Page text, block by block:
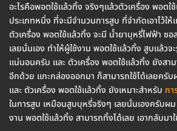
อะไรคือพอตใช้แล้วทิ้ง จริงๆแล้วตัวเครื่อง พอต
ประเภทหนึ่ง ที่จะมีจำนวนการสูบ ที่จำกัดเอาไว้ใ
ตัวเครื่อง พอตใช้แล้วทิ้ง จะมี น้ำยาบุหรี่ไฟฟ้า ซ
เลยนั่นเอง ทำให้ผู้ใช้งาน พอตใช้แล้วทิ้ง สูบแล้ว
แน่นอนครับ และ ตัวเครื่อง พอตใช้แล้วทิ้ง ยังสา
อีกด้วย แกะกล่องออกมา ก็สามารถใช้ได้เลยครับ
และ ตัวเครื่อง พอตใช้แล้วทิ้ง ยังเหมาะสำหรับ ก
ในการสูบ เหมือนสูบบุหรี่จริงๆ เลยนั่นเองครับผ
งาน พอตใช้แล้วทิ้ง สามารถทิ้งได้เลย เอากลับมา